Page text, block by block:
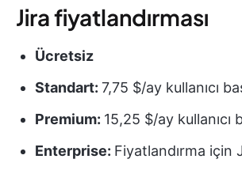
Jira fiyatlandırması
Ücretsiz
Standart: 7,75 $/ay kullanıcı
Premium: 15,25 $/ay kullanıcı
Enterprise: Fiyatlandırma için